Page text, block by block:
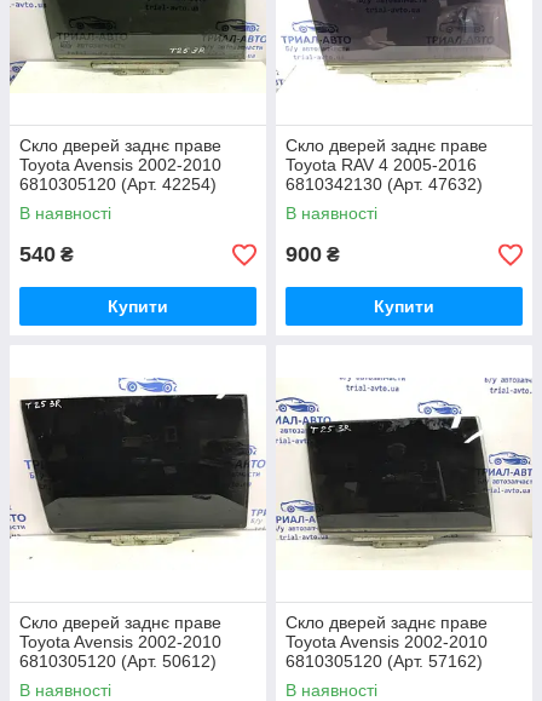
Скло дверей заднє праве
Toyota Avensis 2002-2010
6810305120 (Арт. 42254)
В наявності
540 ₴
Купити
Скло дверей заднє праве
Toyota RAV 4 2005-2016
6810342130 (Арт. 47632)
В наявності
900 ₴
Купити
Скло дверей заднє праве
Toyota Avensis 2002-2010
6810305120 (Арт. 50612)
В наявності
Скло дверей заднє праве
Toyota Avensis 2002-2010
6810305120 (Арт. 57162)
В наявності